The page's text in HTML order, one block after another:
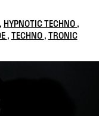
, HYPNOTIC TECHNO ,
, TECHNO , TRONIC